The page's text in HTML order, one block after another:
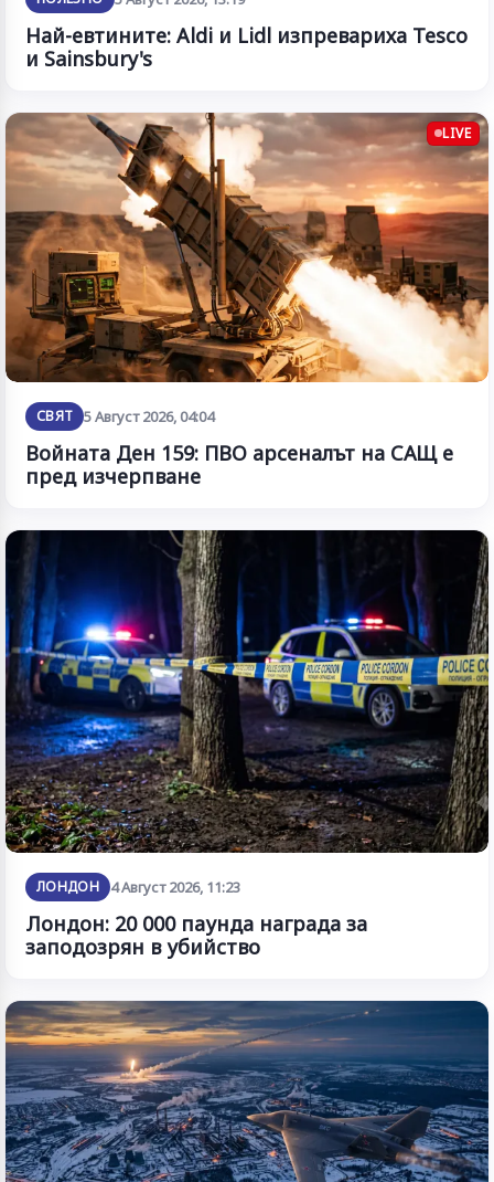
Най-евтините: Aldi и Lidl изпревариха Tesco
и Sainsbury's
LIVE
СВЯТ 5 Август 2026, 04:04
Войната Ден 159: ПВО арсеналът на САЩ е
пред изчерпване
ЛОНДОН 4 Август 2026, 11:23
Лондон: 20 000 паунда награда за
заподозрян в убийство